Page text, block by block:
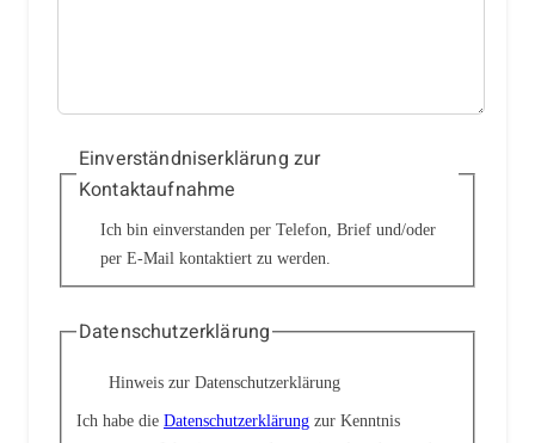
Einverständniserklärung zur
Kontaktaufnahme
Ich bin einverstanden per Telefon, Brief und/oder
per E-Mail kontaktiert zu werden.
Datenschutzerklärung
Hinweis zur Datenschutzerklärung
Ich habe die Datenschutzerklärung zur Kenntnis